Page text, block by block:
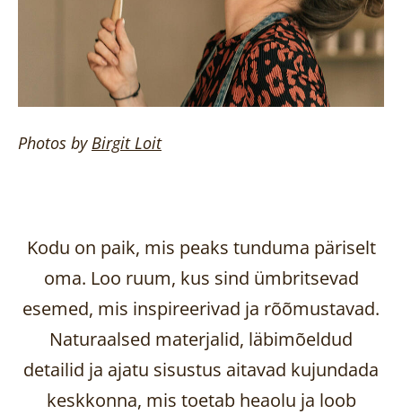
Photos byBirgitLoit
Kodu on paik, mis peaks tunduma päriselt
oma. Loo ruum, kus sind ümbritsevad
esemed, mis inspireerivad ja rõõmustavad.
Naturaalsed materjalid, läbimõeldud
detailid ja ajatu sisustus aitavad kujundada
keskkonna, mis toetab heaolu ja loob